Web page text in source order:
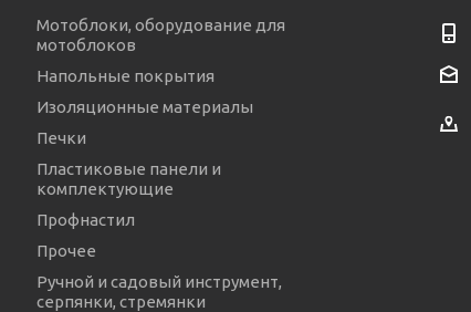
Мотоблоки, оборудование для
мотоблоков
Напольные покрытия
Изоляционные материалы
Печки
Пластиковые панели и
комплектующие
Профнастил
Прочее
Ручной и садовый инструмент,
серпянки, стремянки